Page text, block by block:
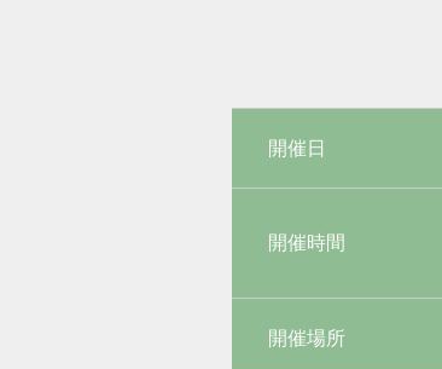
開催日
開催時間
開催場所